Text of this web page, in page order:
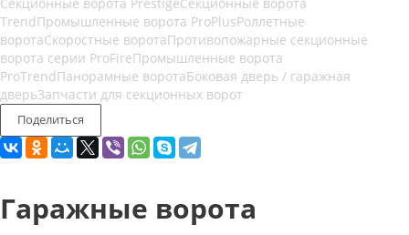
TrendПромышленные ворота ProPlusРоллетные
воротаСкоростные воротаПротивопожарные секционные
ворота серии ProFireПромышленные ворота
ProTrendПанорамные воротаБоковая дверь / гаражная
дверьЗапчасти для секционных ворот
Поделиться
Гаражные ворота